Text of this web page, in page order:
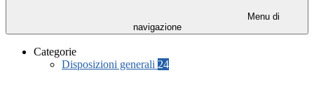
Menu di
navigazione
Categorie
Disposizioni generali 24